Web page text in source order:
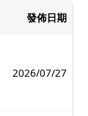
發佈日期
2026/07/27